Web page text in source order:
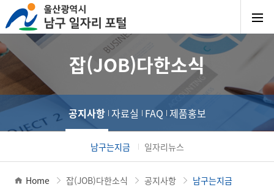
잡(JOB)다한소식
공지사항
남구는지금 일자리뉴스
자료실 FAQ 제품홍보
Home 잡(JOB)다한소식 공지사항 남구는지금